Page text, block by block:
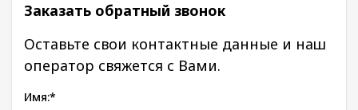
Заказать обратный звонок
Оставьте свои контактные данные и наш
оператор свяжется с Вами.
Имя:*